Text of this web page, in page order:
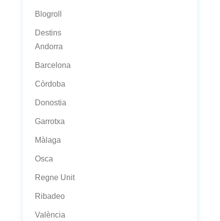
Blogroll
Destins
Andorra
Barcelona
Còrdoba
Donostia
Garrotxa
Màlaga
Osca
Regne Unit
Ribadeo
València